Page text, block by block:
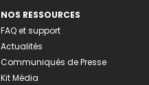
NOS RESSOURCES
FAQ et support
Actualités
Communiqués de Presse
Kit Média